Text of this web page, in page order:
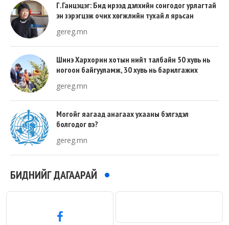
Г.Ганцэцэг: Бид ирээд дэлхийн сонгодог урлагтай
эн зэрэгцэж очих хөгжлийн тухай л ярьсан
gereg.mn
Шинэ Хархорин хотын нийт талбайн 50 хувь нь
ногоон байгууламж, 30 хувь нь барилгажих
gereg.mn
Могойг яагаад анагаах ухааны бэлгэдэл
болгодог вэ?
gereg.mn
БИДНИЙГ ДАГААРАЙ